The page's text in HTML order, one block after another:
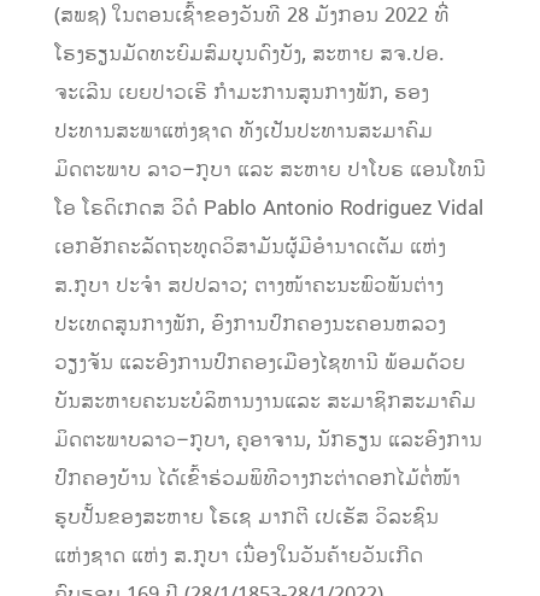
(ສພຊ) ໃນຕອນເຊົ້າຂອງວັນທີ 28 ມັງກອນ 2022 ທີ່
ໂຮງຮຽນມັດທະຍົມສົມບູນດົງບັງ, ສະຫາຍ ສຈ.ປອ.
ຈະເລີນ ເຍຍປາວເຮີ ກໍາມະການສູນກາງພັກ, ຮອງ
ປະທານສະພາແຫ່ງຊາດ ທັງເປັນປະທານສະມາຄົມ
ມິດຕະພາບ ລາວ–ກູບາ ແລະ ສະຫາຍ ປາໂບຣ ແອນໂທນີ
ໂອ ໂຣດິເກດສ ວິດໍ Pablo Antonio Rodriguez Vidal
ເອກອັກຄະລັດຖະທູດວິສາມັນຜູ້ມີອໍານາດເຕັມ ແຫ່ງ
ສ.ກູບາ ປະຈໍາ ສປປລາວ; ຕາງໜ້າຄະນະພົວພັນຕ່າງ
ປະເທດສູນກາງພັກ, ອົງການປົກຄອງນະຄອນຫລວງ
ວຽງຈັນ ແລະອົງການປົກຄອງເມືອງໄຊທານີ ພ້ອມດ້ວຍ
ບັນສະຫາຍຄະນະບໍລິຫານງານແລະ ສະມາຊິກສະມາຄົມ
ມິດຕະພາບລາວ–ກູບາ, ຄູອາຈານ, ນັກຮຽນ ແລະອົງການ
ປົກຄອງບ້ານ ໄດ້ເຂົ້າຮ່ວມພິທີວາງກະຕ່າດອກໄມ້ຕໍ່ໜ້າ
ຮູບປັ້ນຂອງສະຫາຍ ໂຮເຊ ມາກຕີ ເປເຮັສ ວິລະຊົນ
ແຫ່ງຊາດ ແຫ່ງ ສ.ກູບາ ເນື່ອງໃນວັນຄ້າຍວັນເກີດ